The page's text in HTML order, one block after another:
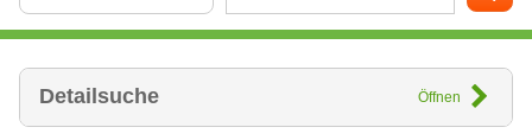
Detailsuche Öffnen